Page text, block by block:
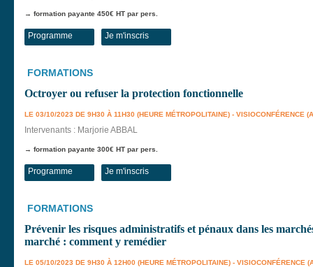
→ formation payante 450€ HT par pers.
Programme Je m'inscris
FORMATIONS
Octroyer ou refuser la protection fonctionnelle
LE 03/10/2023 DE 9H30 À 11H30 (HEURE MÉTROPOLITAINE) - VISIOCONFÉRENCE
Intervenants : Marjorie ABBAL
→ formation payante 300€ HT par pers.
Programme Je m'inscris
FORMATIONS
Prévenir les risques administratifs et pénaux dans les
marché : comment y remédier
LE 05/10/2023 DE 9H30 À 12H00 (HEURE MÉTROPOLITAINE) - VISIOCONFÉRENCE